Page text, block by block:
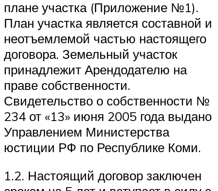
плане участка (Приложение №1).
План участка является составной и
неотъемлемой частью настоящего
договора. Земельный участок
принадлежит Арендодателю на
праве собственности.
Свидетельство о собственности №
234 от «13» июня 2005 года выдано
Управлением Министерства
юстиции РФ по Республике Коми.
1.2. Настоящий договор заключен